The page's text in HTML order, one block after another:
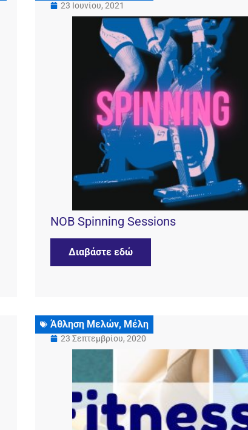
23 Ιουνίου, 2021
NOB Spinning Sessions
Διαβάστε εδώ
Άθληση Μελών, Μέλη
23 Σεπτεμβρίου, 2020